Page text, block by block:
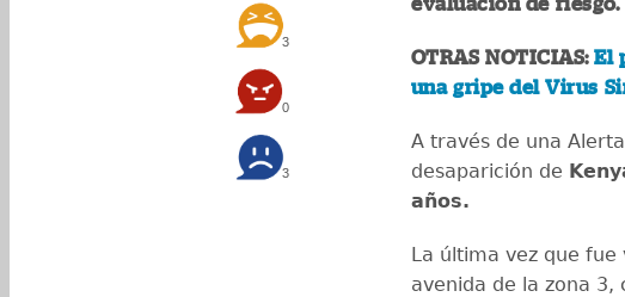
3
0
3
evaluación de riesgo.
OTRAS NOTICIAS:El
una gripe del Virus
A través de una
desaparición de
años.
La última vez que
avenida de la zona 3,